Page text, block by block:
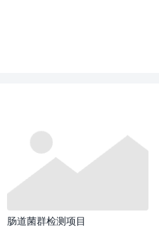
肠道菌群检测项目